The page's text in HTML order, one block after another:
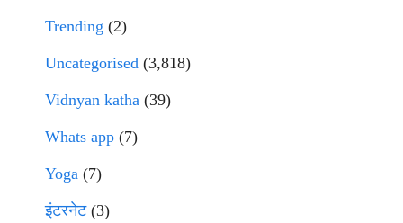
Trending (2)
Uncategorised (3,818)
Vidnyan katha (39)
Whats app (7)
Yoga (7)
इंटरनेट(3)